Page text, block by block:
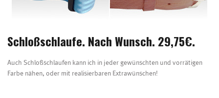
Schloßschlaufe. Nach Wunsch. 29,75€.
Auch Schloßschlaufen kann ich in jeder gewünschten und vorrätigen
Farbe nähen, oder mit realisierbaren Extrawünschen!